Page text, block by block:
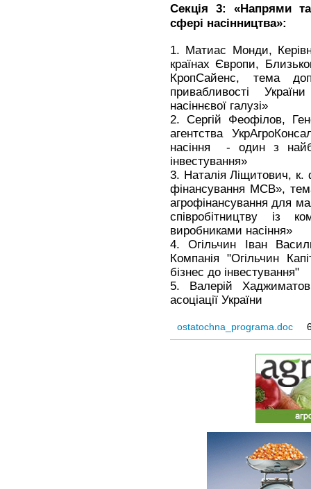
Секція 3: «Напрями
сфері насінництва»:
1. Матиас Монди,
країнах Європи,
КропСайенс, тема
привабливості
насіннєвої галузі»
2. Сергій Феофілов,
агентства
насіння - один з
інвестування»
3. Наталія Ліщитович, к.
фінансування МСВ»,
агрофінансування для
співробітництву із
виробниками насіння»
4. Огільчин Іван
Компанія "Огільчин
бізнес до інвестування"
5. Валерій
асоціації України
ostatochna_programa.doc